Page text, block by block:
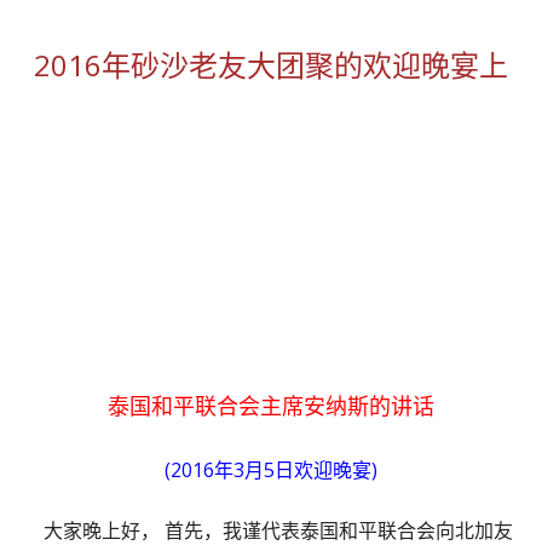
2016年砂沙老友大团聚的欢迎晚宴上
泰国和平联合会主席安纳斯的讲话
(2016年3月5日欢迎晚宴)
大家晚上好， 首先，我谨代表泰国和平联合会向北加友